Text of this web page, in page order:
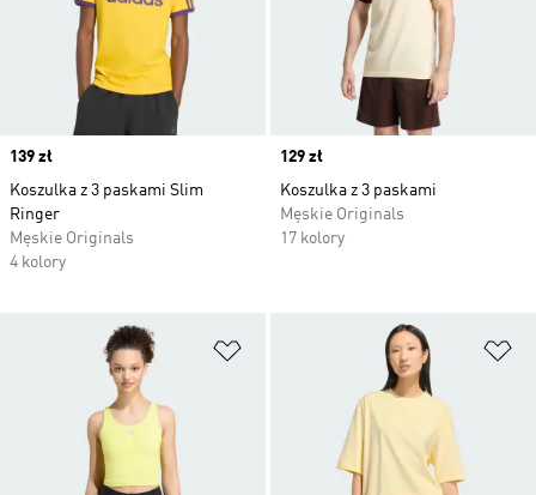
Price
139 zł
Koszulka z 3 paskami Slim
Ringer
Męskie Originals
4 kolory
Price
129 zł
Koszulka z 3 paskami
Męskie Originals
17 kolory
Dodaj do listy życzeń